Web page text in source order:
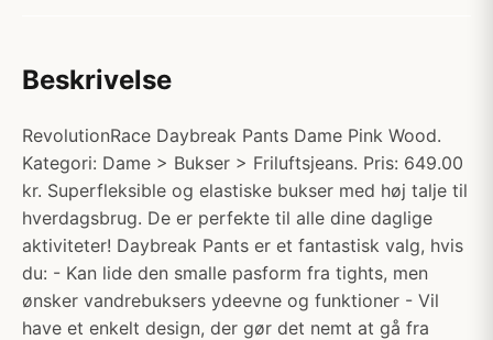
Beskrivelse
RevolutionRace Daybreak Pants Dame Pink Wood.
Kategori: Dame > Bukser > Friluftsjeans. Pris: 649.00
kr. Superfleksible og elastiske bukser med høj talje til
hverdagsbrug. De er perfekte til alle dine daglige
aktiviteter! Daybreak Pants er et fantastisk valg, hvis
du: - Kan lide den smalle pasform fra tights, men
ønsker vandrebuksers ydeevne og funktioner - Vil
have et enkelt design, der gør det nemt at gå fra